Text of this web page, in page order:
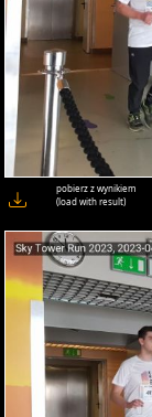
pobierz z wynikiem
(load with result)